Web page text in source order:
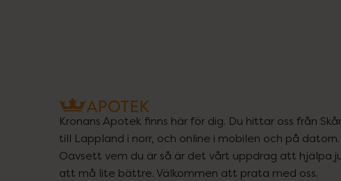
Kronans Apotek finns här för dig. Du hittar oss från
till Lappland i norr, och online i mobilen och på datorn.
Oavsett vem du är så är det vårt uppdrag att hjälpa
att må lite bättre. Välkommen att prata med oss.